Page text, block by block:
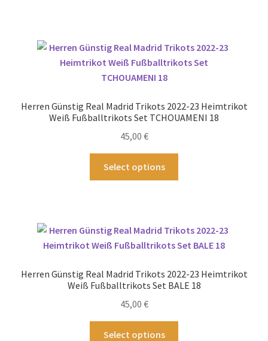
auf.
Die
auf
gewählt
Herren Günstig Real Madrid Trikots 2022-23 Heimtrikot
Weiß Fußballtrikots Set TCHOUAMENI 18
45,00 €
Select options
auf.
Die
können
Produktseite
Herren Günstig Real Madrid Trikots 2022-23 Heimtrikot
Weiß Fußballtrikots Set BALE 18
45,00 €
Select options